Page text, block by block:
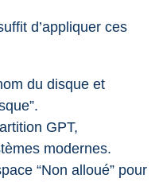
d’appliquer ces
du disque et
GPT,
modernes.
“Non alloué” pour